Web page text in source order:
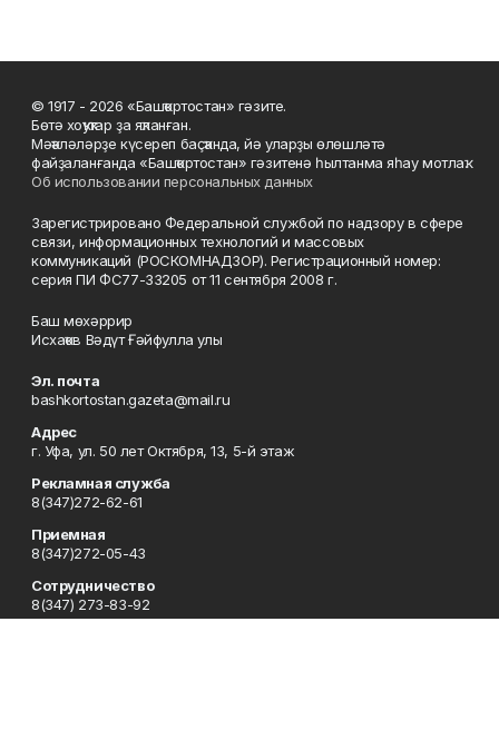
© 1917 - 2026 «Башҡортостан» гәзите.
Бөтә хоҡуҡтар ҙа яҡланған.
Мәҡәләләрҙе күсереп баҫҡанда, йә уларҙы өлөшләтә
файҙаланғанда «Башҡортостан» гәзитенә һылтанма яһау мотлаҡ.
Об использовании персональных данных
Зарегистрировано Федеральной службой по надзору в сфере
связи, информационных технологий и массовых
коммуникаций (РОСКОМНАДЗОР). Регистрационный номер:
серия ПИ ФС77-33205 от 11 сентября 2008 г.
Баш мөхәррир
Исхаҡов Вәдүт Ғәйфулла улы
Эл. почта
bashkortostan.gazeta@mail.ru
Адрес
г. Уфа, ул. 50 лет Октября, 13, 5-й этаж
Рекламная служба
8(347)272-62-61
Приемная
8(347)272-05-43
Сотрудничество
8(347) 273-83-92